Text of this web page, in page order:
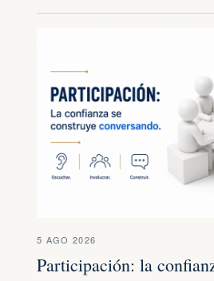
5 AGO 2026
Participación: la